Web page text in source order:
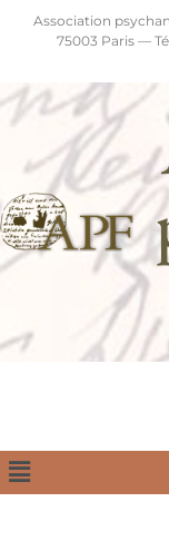
Association
75003 Paris —